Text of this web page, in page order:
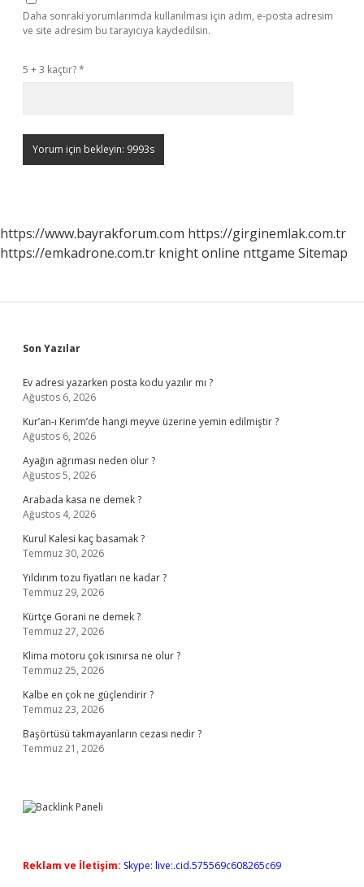
Daha sonraki yorumlarımda kullanılması için adım, e-posta adresim
ve site adresim bu tarayıcıya kaydedilsin.
5 + 3 kaçtır?*
https://www.bayrakforum.com https://girginemlak.com.tr
https://emkadrone.com.tr knight online nttgame Sitemap
Sidebar
Son Yazılar
Ev adresi yazarken posta kodu yazılır mı ?
Ağustos 6, 2026
Kur’an-ı Kerim’de hangi meyve üzerine yemin edilmiştir ?
Ağustos 6, 2026
Ayağın ağrıması neden olur ?
Ağustos 5, 2026
Arabada kasa ne demek ?
Ağustos 4, 2026
Kurul Kalesi kaç basamak ?
Temmuz 30, 2026
Yıldırım tozu fiyatları ne kadar ?
Temmuz 29, 2026
Kürtçe Gorani ne demek ?
Temmuz 27, 2026
Klima motoru çok ısınırsa ne olur ?
Temmuz 25, 2026
Kalbe en çok ne güçlendirir ?
Temmuz 23, 2026
Başörtüsü takmayanların cezası nedir ?
Temmuz 21, 2026
Reklam ve İletişim: Skype: live:.cid.575569c608265c69